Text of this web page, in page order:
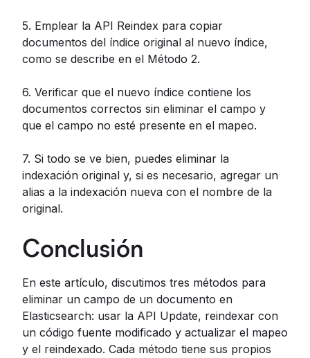
5. Emplear la API Reindex para copiar
documentos del índice original al nuevo índice,
como se describe en el Método 2.
6. Verificar que el nuevo índice contiene los
documentos correctos sin eliminar el campo y
que el campo no esté presente en el mapeo.
7. Si todo se ve bien, puedes eliminar la
indexación original y, si es necesario, agregar un
alias a la indexación nueva con el nombre de la
original.
Conclusión
En este artículo, discutimos tres métodos para
eliminar un campo de un documento en
Elasticsearch: usar la API Update, reindexar con
un código fuente modificado y actualizar el mapeo
y el reindexado. Cada método tiene sus propios